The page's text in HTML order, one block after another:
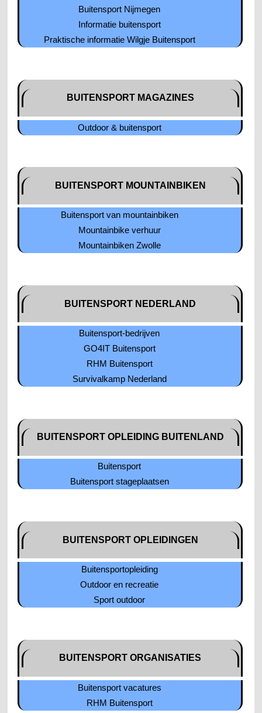
Buitensport Nijmegen
Informatie buitensport
Praktische informatie Wilgje Buitensport
BUITENSPORT MAGAZINES
Outdoor & buitensport
BUITENSPORT MOUNTAINBIKEN
Buitensport van mountainbiken
Mountainbike verhuur
Mountainbiken Zwolle
BUITENSPORT NEDERLAND
Buitensport-bedrijven
GO4IT Buitensport
RHM Buitensport
Survivalkamp Nederland
BUITENSPORT OPLEIDING BUITENLAND
Buitensport
Buitensport stageplaatsen
BUITENSPORT OPLEIDINGEN
Buitensportopleiding
Outdoor en recreatie
Sport outdoor
BUITENSPORT ORGANISATIES
Buitensport vacatures
RHM Buitensport